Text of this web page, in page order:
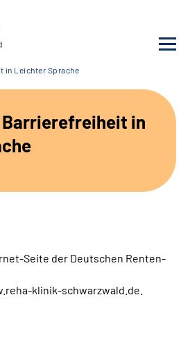
in Leichter Sprache
Barrierefreiheit in
Seite der Deutschen Renten-
klinik-schwarzwald.de.